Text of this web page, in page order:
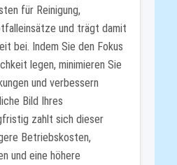
für Reinigung,
und trägt damit
bei. Indem Sie den Fokus
legen, minimieren Sie
und verbessern
Bild Ihres
zahlt sich dieser
Betriebskosten,
und eine höhere